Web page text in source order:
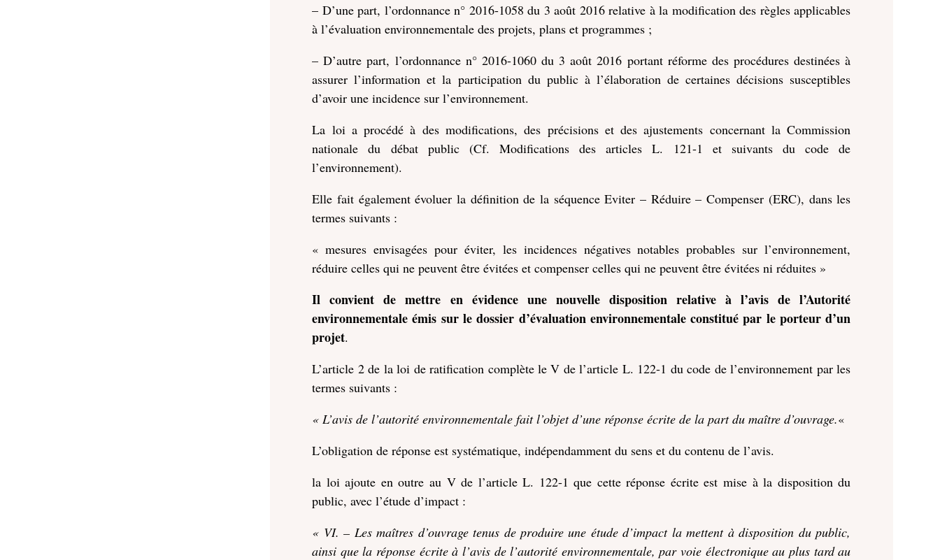
– D’une part, l’ordonnance n° 2016-1058 du 3 août 2016 relative à la modification des règles applicables
à l’évaluation environnementale des projets, plans et programmes ;
– D’autre part, l’ordonnance n° 2016-1060 du 3 août 2016 portant réforme des procédures destinées à
assurer l’information et la participation du public à l’élaboration de certaines décisions susceptibles
d’avoir une incidence sur l’environnement.
La loi a procédé à des modifications, des précisions et des ajustements concernant la Commission
nationale du débat public (Cf. Modifications des articles L. 121-1 et suivants du code de
l’environnement).
Elle fait également évoluer la définition de la séquence Eviter – Réduire – Compenser (ERC), dans les
termes suivants :
« mesures envisagées pour éviter, les incidences négatives notables probables sur l’environnement,
réduire celles qui ne peuvent être évitées et compenser celles qui ne peuvent être évitées ni réduites »
Il convient de mettre en évidence une nouvelle disposition relative à l’avis de l’Autorité
environnementale émis sur le dossier d’évaluation environnementale constitué par le porteur d’un
projet.
L’article 2 de la loi de ratification complète le V de l’article L. 122-1 du code de l’environnement par les
termes suivants :
« L’avis de l’autorité environnementale fait l’objet d’une réponse écrite de la part du maître d’ouvrage.«
L’obligation de réponse est systématique, indépendamment du sens et du contenu de l’avis.
la loi ajoute en outre au V de l’article L. 122-1 que cette réponse écrite est mise à la disposition du
public, avec l’étude d’impact :
« VI. – Les maîtres d’ouvrage tenus de produire une étude d’impact la mettent à disposition du public,
ainsi que la réponse écrite à l’avis de l’autorité environnementale, par voie électronique au plus tard au